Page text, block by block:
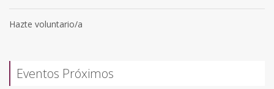
Hazte voluntario/a
Eventos Próximos